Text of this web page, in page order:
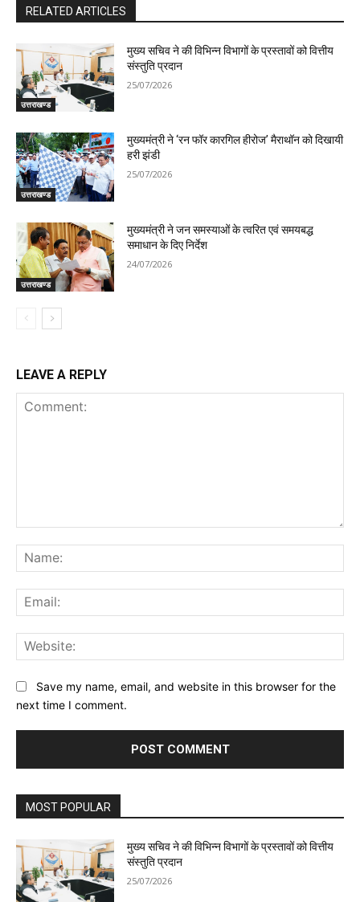
RELATED ARTICLES
उत्तराखण्ड
मुख्य सचिव ने की विभिन्न विभागों के प्रस्तावों को वित्तीय
संस्तुति प्रदान
25/07/2026
उत्तराखण्ड
मुख्यमंत्री ने ‘रन फॉर कारगिल हीरोज’ मैराथॉन को दिखायी
हरी झंडी
25/07/2026
उत्तराखण्ड
मुख्यमंत्री ने जन समस्याओं के त्वरित एवं समयबद्ध
समाधान के दिए निर्देश
24/07/2026
LEAVE A REPLY
Save my name, email, and website in this browser for the
next time I comment.
MOST POPULAR
मुख्य सचिव ने की विभिन्न विभागों के प्रस्तावों को वित्तीय
संस्तुति प्रदान
25/07/2026